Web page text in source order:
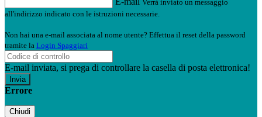
Verrà inviato un messaggio
all'indirizzo indicato con le istruzioni necessarie.
Non hai una e-mail associata al nome utente? Effettua il reset della password
tramite la Login Spaggiari
E-mail inviata, si prega di controllare la casella di posta elettronica!
Errore
Chiudi